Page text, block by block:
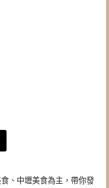
、中壢美食為主，帶你發